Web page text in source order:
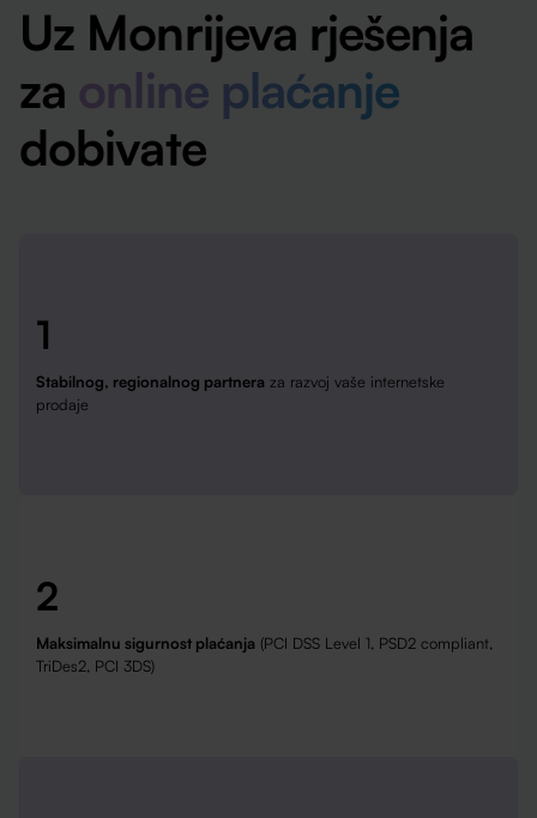
Uz Monrijeva rješenja
za online plaćanje
dobivate
1
Stabilnog, regionalnog partnera za razvoj vaše internetske
prodaje
2
Maksimalnu sigurnost plaćanja (PCI DSS Level 1, PSD2 compliant,
TriDes2, PCI 3DS)